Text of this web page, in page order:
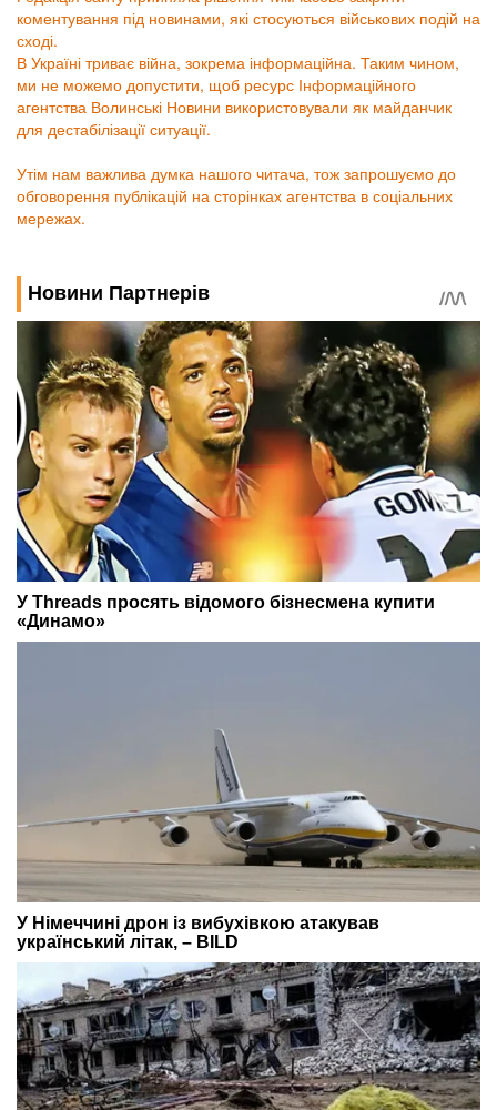
коментування під новинами, які стосуються військових подій на
сході.
В Україні триває війна, зокрема інформаційна. Таким чином,
ми не можемо допустити, щоб ресурс Інформаційного
агентства Волинські Новини використовували як майданчик
для дестабілізації ситуації.
Утім нам важлива думка нашого читача, тож запрошуємо до
обговорення публікацій на сторінках агентства в соціальних
мережах.